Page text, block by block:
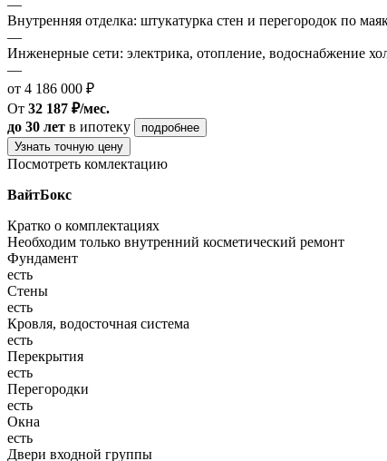
—
Внутренняя отделка: штукатурка стен и перегородок по
—
Инженерные сети: электрика, отопление, водоснабжение
—
от 4 186 000 ₽
От 32 187 ₽/мес.
до 30 лет в ипотеку
подробнее
Узнать точную цену
Посмотреть комлектацию
ВайтБокс
Кратко о комплектациях
Необходим только внутренний косметический ремонт
Фундамент
есть
Стены
есть
Кровля, водосточная система
есть
Перекрытия
есть
Перегородки
есть
Окна
есть
Двери входной группы